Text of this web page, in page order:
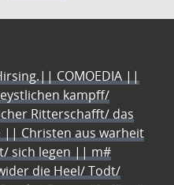
COMOEDIA ||
kampff/
Ritterschafft/ das
|| Christen aus warheit
sich legen || m#
die Heel/ Todt/